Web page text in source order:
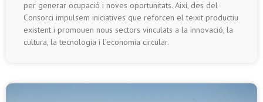
per generar ocupació i noves oportunitats. Així, des del
Consorci impulsem iniciatives que reforcen el teixit productiu
existent i promouen nous sectors vinculats a la innovació, la
cultura, la tecnologia i l’economia circular.